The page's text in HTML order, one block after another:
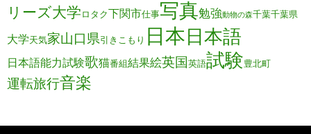
リーズ大学ロタク下関市仕事写真勉強動物の森千葉千葉県
大学天気家山口県引きこもり 日本日本語
日本語能力試験歌猫番組結果絵英国英語試験豊北町
運転旅行音楽